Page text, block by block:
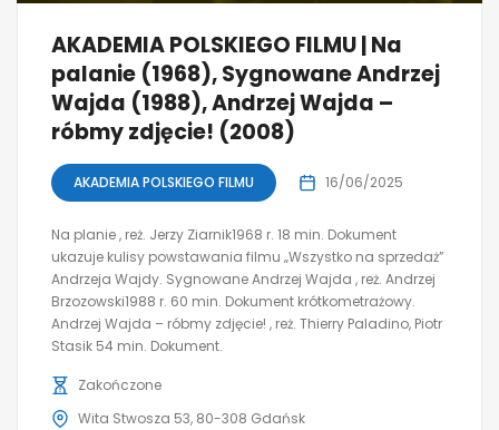
AKADEMIA POLSKIEGO FILMU | Na
palanie (1968), Sygnowane Andrzej
Wajda (1988), Andrzej Wajda –
róbmy zdjęcie! (2008)
AKADEMIA POLSKIEGO FILMU 16/06/2025
Na planie , reż. Jerzy Ziarnik1968 r. 18 min. Dokument
ukazuje kulisy powstawania filmu „Wszystko na sprzedaż”
Andrzeja Wajdy. Sygnowane Andrzej Wajda , reż. Andrzej
Brzozowski1988 r. 60 min. Dokument krótkometrażowy.
Andrzej Wajda – róbmy zdjęcie! , reż. Thierry Paladino, Piotr
Stasik 54 min. Dokument.
Zakończone
Wita Stwosza 53, 80-308 Gdańsk